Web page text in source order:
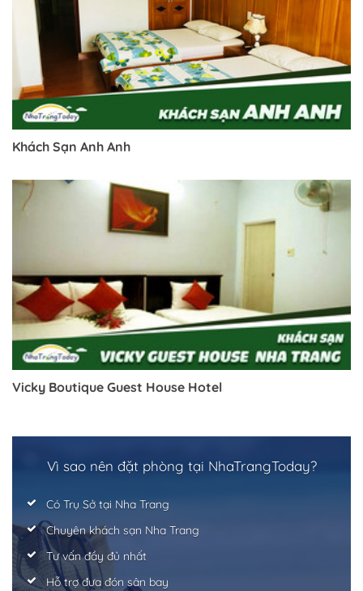
Trở về trang trước đó
Khách Sạn Anh Anh
Vicky Boutique Guest House Hotel
Vì sao nên đặt phòng tại NhaTrangToday?
Có Trụ Sở tại Nha Trang
Chuyên khách sạn Nha Trang
Tư vấn đầy đủ nhất
Hỗ trợ đưa đón sân bay